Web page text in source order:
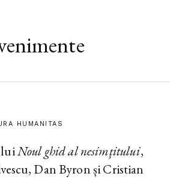
HUMANITAS
Noul ghid al nesimțitului,
Dan Byron și Cristian